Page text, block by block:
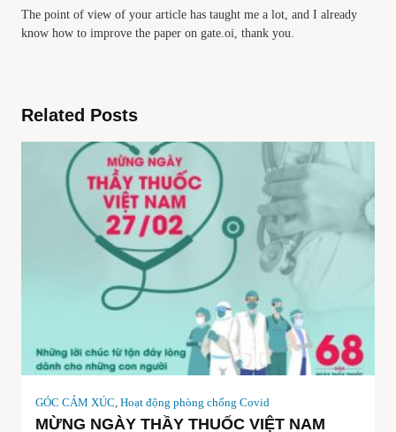
The point of view of your article has taught me a lot, and I already
know how to improve the paper on gate.oi, thank you.
Related Posts
GÓC CẢM XÚC Hoạt động phòng chống Covid
MỪNG NGÀY THẦY THUỐC VIỆT NAM